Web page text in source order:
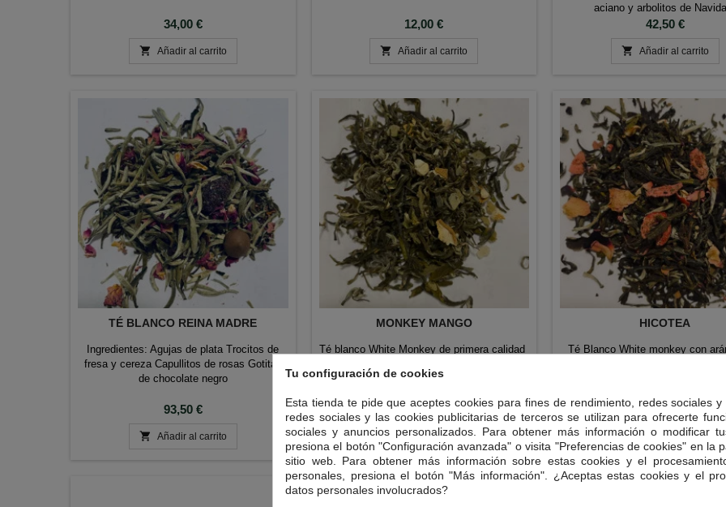
Precio
34,00 €
 Añadir al carrito
Precio
12,00 €
 Añadir al carrito
aciano y arbolitos de
Precio
42,50 €
 Añadir al carrito
TÉ BLANCO REINA MADRE
Ingredientes: Agujas de plata Trocitos de
fresa y cereza Capullitos de rosas Gotitas
de chocolate negro
Precio
93,50 €
 Añadir al carrito
MONKEY MANGO
Té blanco White Monkey de primera calidad
Precio
10,00 €
 Añadir al carrito
HICOTEA
Té Blanco White monkey con
Precio
10,00 €
 Añadir al carrito
Tu configuración de cookies
Esta tienda te pide que aceptes cookies para fines de rendimiento, redes sociales y
redes sociales y las cookies publicitarias de terceros se utilizan para ofrecerte
sociales y anuncios personalizados. Para obtener más información o modificar
presiona el botón "Configuración avanzada" o visita "Preferencias de cookies" en la
sitio web. Para obtener más información sobre estas cookies y el
personales, presiona el botón "Más información". ¿Aceptas estas cookies y el
datos personales involucrados?